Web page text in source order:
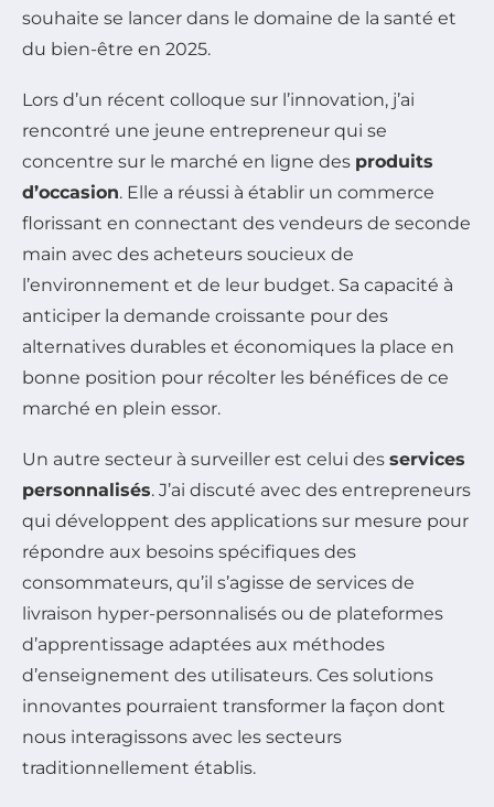
souhaite se lancer dans le domaine de la santé et
du bien-être en 2025.
Lors d’un récent colloque sur l’innovation, j’ai
rencontré une jeune entrepreneur qui se
concentre sur le marché en ligne des produits
d’occasion. Elle a réussi à établir un commerce
florissant en connectant des vendeurs de seconde
main avec des acheteurs soucieux de
l’environnement et de leur budget. Sa capacité à
anticiper la demande croissante pour des
alternatives durables et économiques la place en
bonne position pour récolter les bénéfices de ce
marché en plein essor.
Un autre secteur à surveiller est celui des services
personnalisés. J’ai discuté avec des entrepreneurs
qui développent des applications sur mesure pour
répondre aux besoins spécifiques des
consommateurs, qu’il s’agisse de services de
livraison hyper-personnalisés ou de plateformes
d’apprentissage adaptées aux méthodes
d’enseignement des utilisateurs. Ces solutions
innovantes pourraient transformer la façon dont
nous interagissons avec les secteurs
traditionnellement établis.